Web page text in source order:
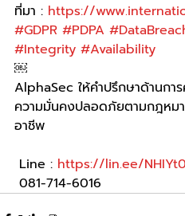
ที่มา : https://
#GDPR #PDPA
#Integrity #Availability
￼
AlphaSec ให้คำปรึกษาด้านก
ความมั่นคงปลอดภัยตามกฎหม
อาชีพ
Line : https://lin.ee/
081-714-6016